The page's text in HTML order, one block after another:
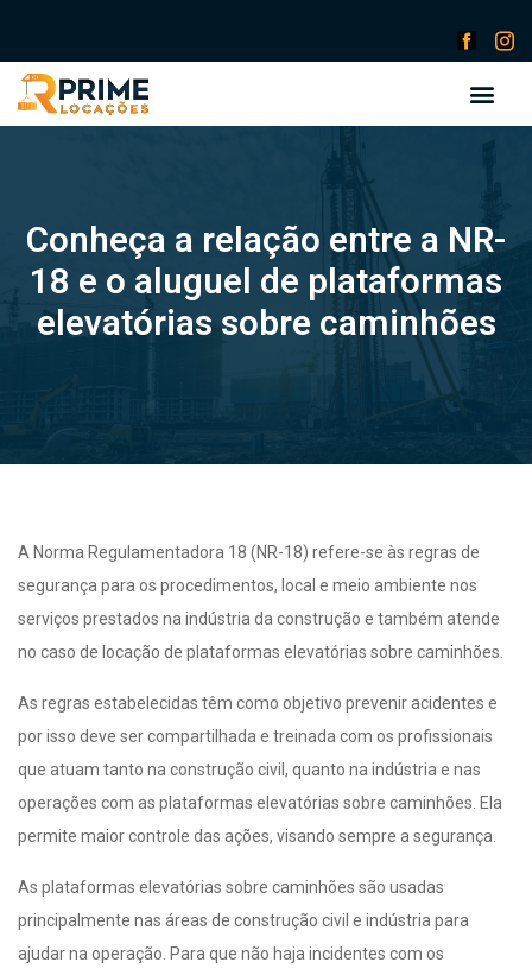
Conheça a relação entre a NR-
18 e o aluguel de plataformas
elevatórias sobre caminhões
A Norma Regulamentadora 18 (NR-18) refere-se às regras de
segurança para os procedimentos, local e meio ambiente nos
serviços prestados na indústria da construção e também atende
no caso de locação de plataformas elevatórias sobre caminhões.
As regras estabelecidas têm como objetivo prevenir acidentes e
por isso deve ser compartilhada e treinada com os profissionais
que atuam tanto na construção civil, quanto na indústria e nas
operações com as plataformas elevatórias sobre caminhões. Ela
permite maior controle das ações, visando sempre a segurança.
As plataformas elevatórias sobre caminhões são usadas
principalmente nas áreas de construção civil e indústria para
ajudar na operação. Para que não haja incidentes com os